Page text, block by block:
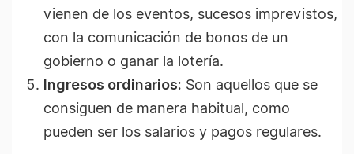
vienen de los eventos, sucesos imprevistos,
con la comunicación de bonos de un
gobierno o ganar la lotería.
Ingresos ordinarios: Son aquellos que se
consiguen de manera habitual, como
pueden ser los salarios y pagos regulares.